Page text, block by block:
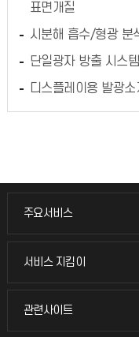
표면개질
시분해 흡수/형광 분
단일광자 방출 시스템
디스플레이용 발광
주요서비스
주요서비스
교무회의방송
서비스 지킴이
서비스 지킴이
묻고 답하기
관련사이트
관련사이트